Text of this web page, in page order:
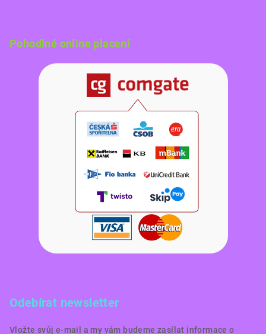
Pohodlné online placení
Odebírat newsletter
Vložte svůj e-mail a my vám budeme zasílat informace o